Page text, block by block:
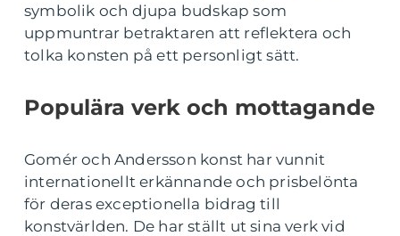
symbolik och djupa budskap som
uppmuntrar betraktaren att reflektera och
tolka konsten på ett personligt sätt.
Populära verk och mottagande
Gomér och Andersson konst har vunnit
internationellt erkännande och prisbelönta
för deras exceptionella bidrag till
konstvärlden. De har ställt ut sina verk vid